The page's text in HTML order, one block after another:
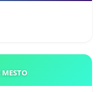
KAMNIK MOJE MESTO